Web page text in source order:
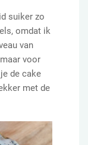
suiker zo
omdat ik
van
voor
de cake
met de